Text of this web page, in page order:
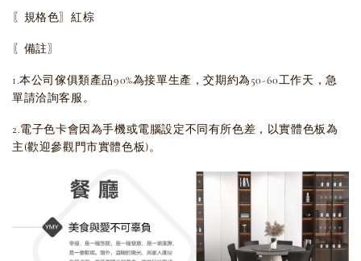
〖規格色〗紅棕
〖備註〗
1.本公司傢俱類產品90%為接單生產，交期約為50-60工作天，急
單請洽詢客服。
2.電子色卡會因為手機或電腦設定不同有所色差，以實體色板為
主(歡迎參觀門市實體色板)。